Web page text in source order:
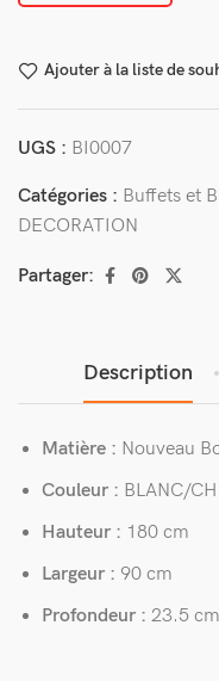
Ajouter à la liste de
UGS : BI0007
Catégories : Buffets et
DECORATION
Partager:
Description
Matière : Nouveau
Couleur : BLANC/
Hauteur : 180 cm
Largeur : 90 cm
Profondeur : 23.5 cm